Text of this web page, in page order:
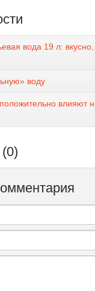
вода 19 л: вкусно,
воду
влияют